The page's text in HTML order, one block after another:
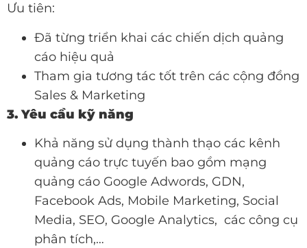
Ưu tiên:
Đã từng triển khai các chiến dịch quảng
cáo hiệu quả
Tham gia tương tác tốt trên các cộng đồng
Sales & Marketing
3. Yêu cầu kỹ năng
Khả năng sử dụng thành thạo các kênh
quảng cáo trực tuyến bao gồm mạng
quảng cáo Google Adwords, GDN,
Facebook Ads, Mobile Marketing, Social
Media, SEO, Google Analytics, các công cụ
phân tích,…